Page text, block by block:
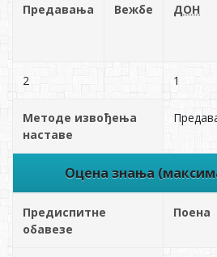
Предавања Вежбе ДОН
2 1
Методе извођења
наставе
Оцена знања
Предиспитне
обавезе
Поена